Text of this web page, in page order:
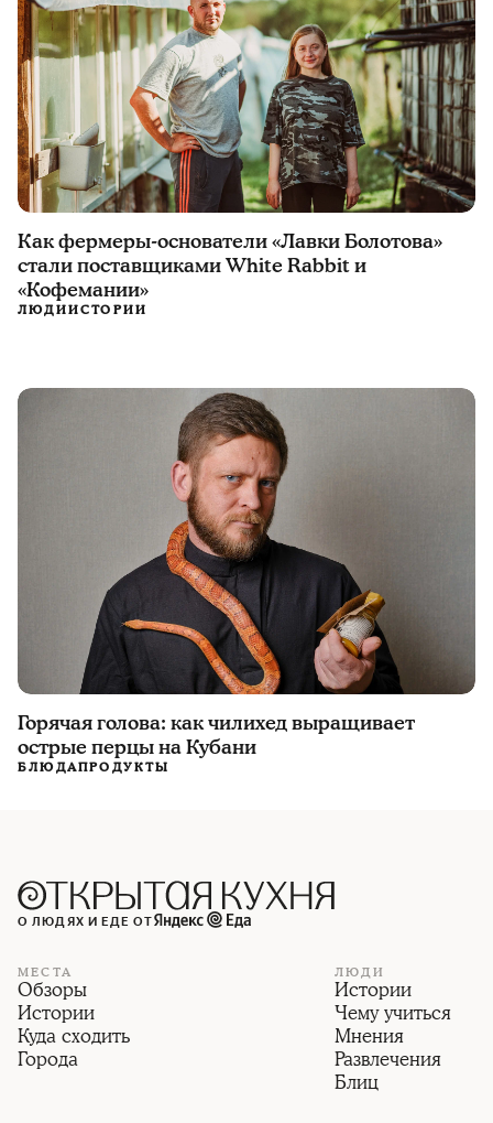
Как фермеры-основатели «Лавки Болотова»
стали поставщиками White Rabbit и
«Кофемании»
ЛЮДИИСТОРИИ
Горячая голова: как чилихед выращивает
острые перцы на Кубани
БЛЮДАПРОДУКТЫ
О ЛЮДЯХ И ЕДЕ ОТ
МЕСТА
Обзоры
Истории
Куда сходить
Города
ЛЮДИ
Истории
Чему учиться
Мнения
Развлечения
Блиц